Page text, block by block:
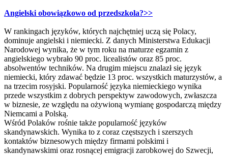
Angielski obowiązkowo od przedszkola?>>
W rankingach języków, których najchętniej uczą się Polacy,
dominuje angielski i niemiecki. Z danych Ministerstwa Edukacji
Narodowej wynika, że w tym roku na maturze egzamin z
angielskiego wybrało 90 proc. licealistów oraz 85 proc.
absolwentów techników. Na drugim miejscu znalazł się język
niemiecki, który zdawać będzie 13 proc. wszystkich maturzystów, a
na trzecim rosyjski. Popularność języka niemieckiego wynika
przede wszystkim z dobrych perspektyw zawodowych, zwłaszcza
w biznesie, ze względu na ożywioną wymianę gospodarczą między
Niemcami a Polską.
Wśród Polaków rośnie także popularność języków
skandynawskich. Wynika to z coraz częstszych i szerszych
kontaktów biznesowych między firmami polskimi i
skandynawskimi oraz rosnącej emigracji zarobkowej do Szwecji,